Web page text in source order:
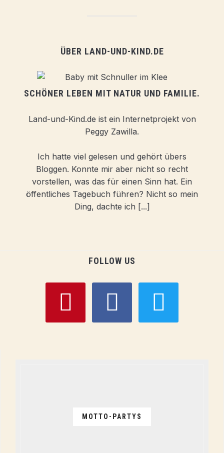
ÜBER LAND-UND-KIND.DE
SCHÖNER LEBEN MIT NATUR UND FAMILIE.
Land-und-Kind.de ist ein Internetprojekt von
Peggy Zawilla.
Ich hatte viel gelesen und gehört übers
Bloggen. Konnte mir aber nicht so recht
vorstellen, was das für einen Sinn hat. Ein
öffentliches Tagebuch führen? Nicht so mein
Ding, dachte ich [...]
FOLLOW US
MOTTO-PARTYS